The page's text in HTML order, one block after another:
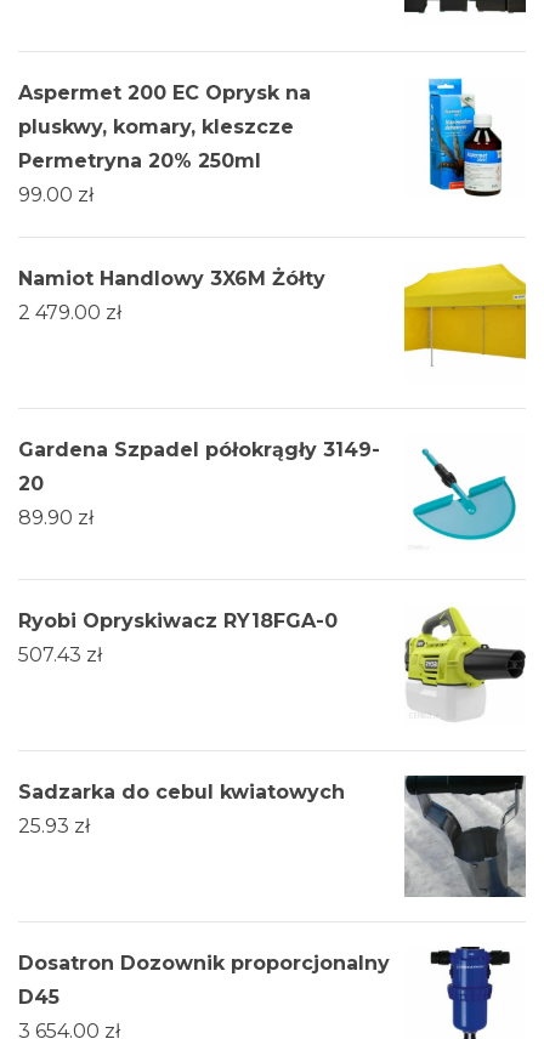
Aspermet 200 EC Oprysk na
pluskwy, komary, kleszcze
Permetryna 20% 250ml
99.00 zł
Namiot Handlowy 3X6M Żółty
2 479.00 zł
Gardena Szpadel półokrągły 3149-
20
89.90 zł
Ryobi Opryskiwacz RY18FGA-0
507.43 zł
Sadzarka do cebul kwiatowych
25.93 zł
Dosatron Dozownik proporcjonalny
D45
3 654.00 zł